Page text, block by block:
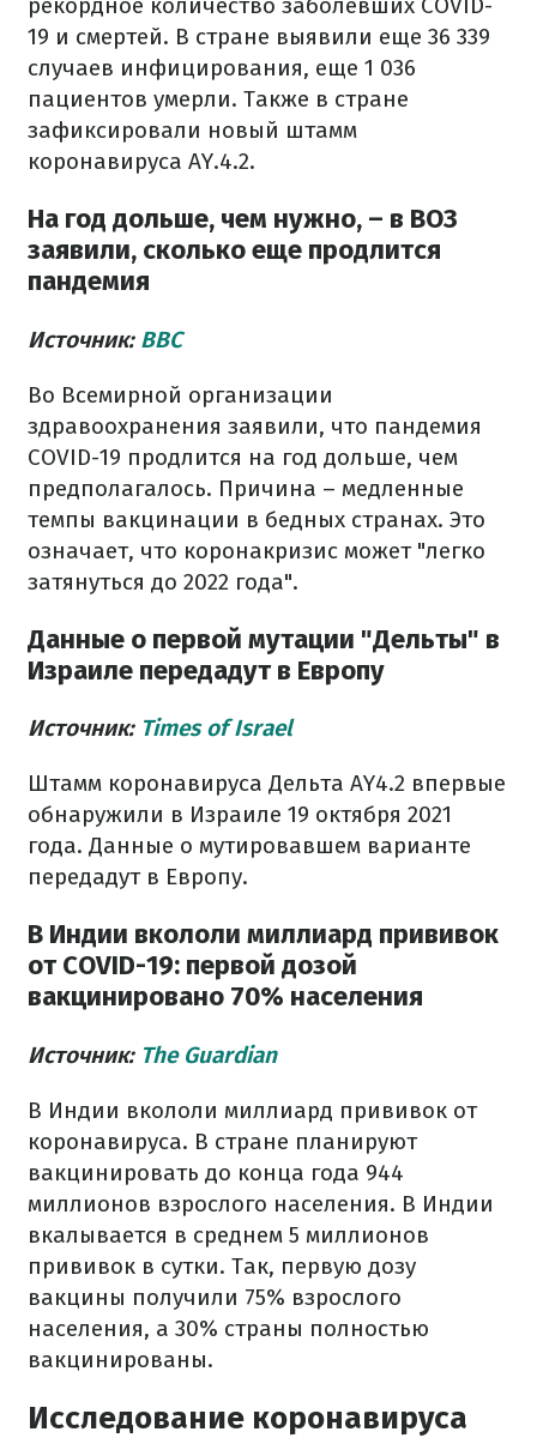
рекордное количество заболевших COVID-
19 и смертей. В стране выявили еще 36 339
случаев инфицирования, еще 1 036
пациентов умерли. Также в стране
зафиксировали новый штамм
коронавируса AY.4.2.
На год дольше, чем нужно, – в ВОЗ
заявили, сколько еще продлится
пандемия
Источник: BBC
Во Всемирной организации
здравоохранения заявили, что пандемия
COVID-19 продлится на год дольше, чем
предполагалось. Причина – медленные
темпы вакцинации в бедных странах. Это
означает, что коронакризис может "легко
затянуться до 2022 года".
Данные о первой мутации "Дельты" в
Израиле передадут в Европу
Источник: Times of Israel
Штамм коронавируса Дельта AY4.2 впервые
обнаружили в Израиле 19 октября 2021
года. Данные о мутировавшем варианте
передадут в Европу.
В Индии вкололи миллиард прививок
от COVID-19: первой дозой
вакцинировано 70% населения
Источник: The Guardian
В Индии вкололи миллиард прививок от
коронавируса. В стране планируют
вакцинировать до конца года 944
миллионов взрослого населения. В Индии
вкалывается в среднем 5 миллионов
прививок в сутки. Так, первую дозу
вакцины получили 75% взрослого
населения, а 30% страны полностью
вакцинированы.
Исследование коронавируса